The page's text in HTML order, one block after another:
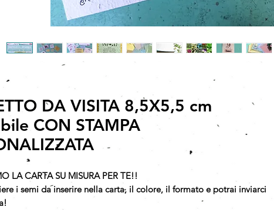
DA VISITA 8,5X5,5 cm
CON STAMPA
LA CARTA SU MISURA PER TE!!
i semi da inserire nella carta, il colore, il formato e potrai inviarci